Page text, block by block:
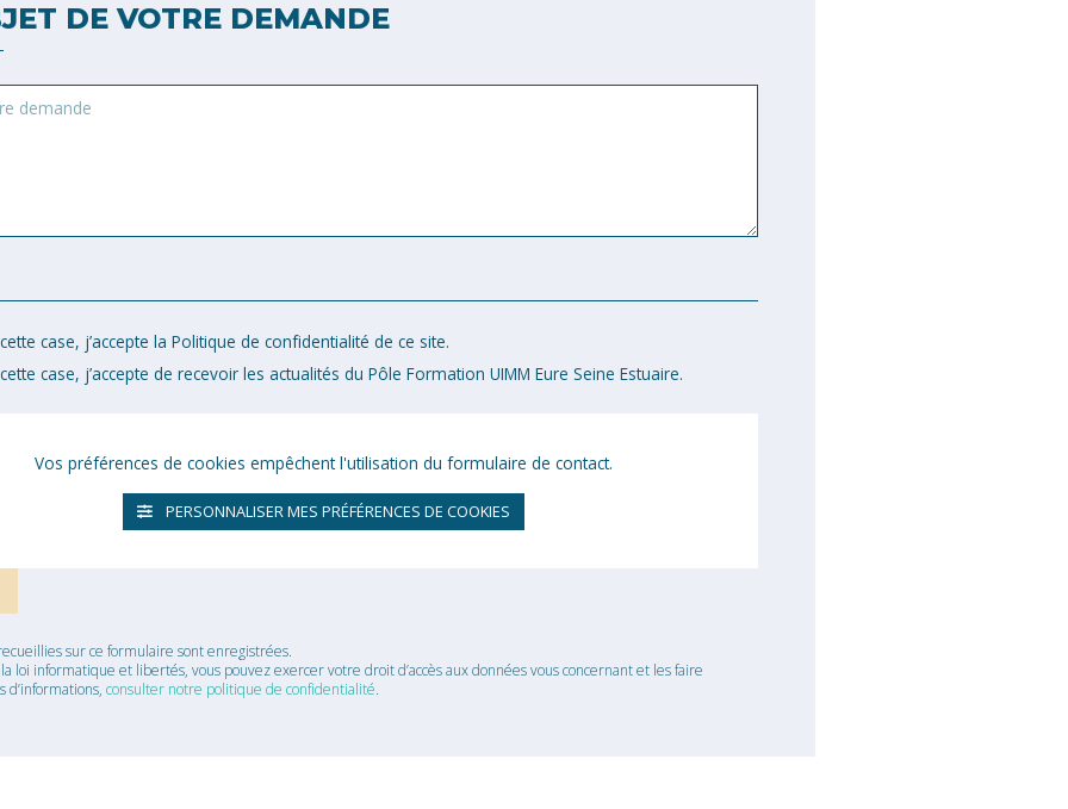
DE VOTRE DEMANDE
case, j’accepte la Politique de confidentialité de ce site.
case, j’accepte de recevoir les actualités du Pôle Formation UIMM Eure Seine Estuaire.
Vos préférences de cookies empêchent l'utilisation du formulaire de contact.
PERSONNALISER MES PRÉFÉRENCES DE COOKIES
sur ce formulaire sont enregistrées.
loi informatique et libertés, vous pouvez exercer votre droit d’accès aux données vous concernant et les faire
d’informations, consulter notre politique de confidentialité.